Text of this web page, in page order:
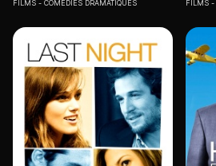
FILMS COMÉDIES DRAMATIQUES FILMS